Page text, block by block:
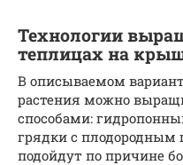
Технологии
теплицах на
В описываемом
растения можно
способами:
грядки с плодородным
подойдут по причине